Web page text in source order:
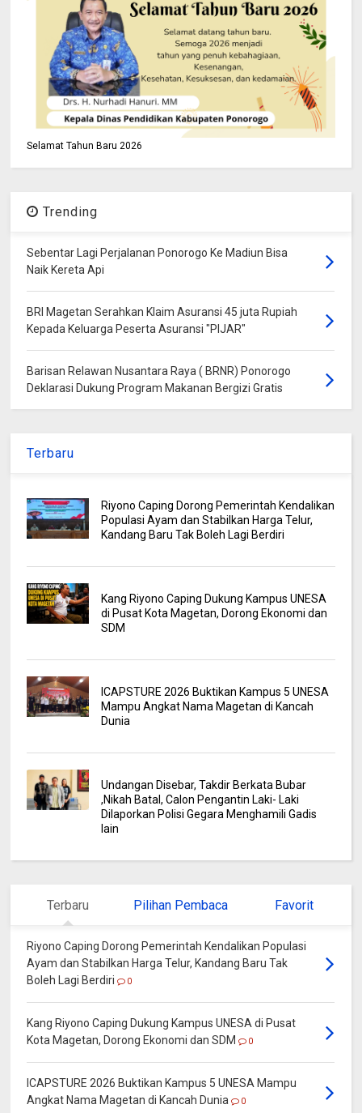
Selamat Tahun Baru 2026
Trending
Sebentar Lagi Perjalanan Ponorogo Ke Madiun Bisa
Naik Kereta Api
BRI Magetan Serahkan Klaim Asuransi 45 juta Rupiah
Kepada Keluarga Peserta Asuransi "PIJAR"
Barisan Relawan Nusantara Raya ( BRNR) Ponorogo
Deklarasi Dukung Program Makanan Bergizi Gratis
Terbaru
Riyono Caping Dorong Pemerintah Kendalikan
Populasi Ayam dan Stabilkan Harga Telur,
Kandang Baru Tak Boleh Lagi Berdiri
Kang Riyono Caping Dukung Kampus UNESA
di Pusat Kota Magetan, Dorong Ekonomi dan
SDM
ICAPSTURE 2026 Buktikan Kampus 5 UNESA
Mampu Angkat Nama Magetan di Kancah
Dunia
Undangan Disebar, Takdir Berkata Bubar
,Nikah Batal, Calon Pengantin Laki- Laki
Dilaporkan Polisi Gegara Menghamili Gadis
lain
Terbaru Pilihan Pembaca Favorit
Riyono Caping Dorong Pemerintah Kendalikan Populasi
Ayam dan Stabilkan Harga Telur, Kandang Baru Tak
Boleh Lagi Berdiri
0
Kang Riyono Caping Dukung Kampus UNESA di Pusat
Kota Magetan, Dorong Ekonomi dan SDM
0
ICAPSTURE 2026 Buktikan Kampus 5 UNESA Mampu
Angkat Nama Magetan di Kancah Dunia
0